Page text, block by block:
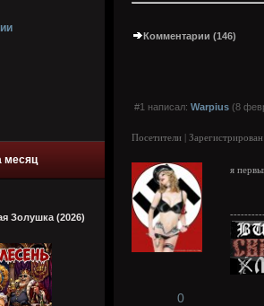
месяц
Золушка (2026)
Комментарии (146)
#1 написал: Warpius (8
Посетители |
я
0